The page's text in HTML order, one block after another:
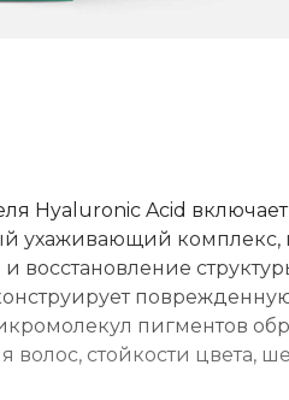
Hyaluronic Acid
ухаживающий комплекс,
восстановление
пигментов
волос, стойкости цвета,